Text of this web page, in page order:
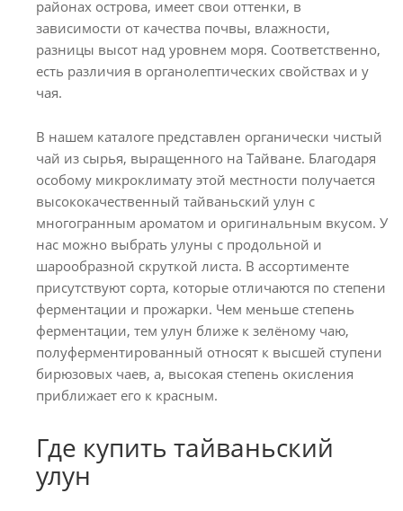
районах острова, имеет свои оттенки, в
зависимости от качества почвы, влажности,
разницы высот над уровнем моря. Соответственно,
есть различия в органолептических свойствах и у
чая.
В нашем каталоге представлен органически чистый
чай из сырья, выращенного на Тайване. Благодаря
особому микроклимату этой местности получается
высококачественный тайваньский улун с
многогранным ароматом и оригинальным вкусом. У
нас можно выбрать улуны с продольной и
шарообразной скруткой листа. В ассортименте
присутствуют сорта, которые отличаются по степени
ферментации и прожарки. Чем меньше степень
ферментации, тем улун ближе к зелёному чаю,
полуферментированный относят к высшей ступени
бирюзовых чаев, а, высокая степень окисления
приближает его к красным.
Где купить тайваньский
улун